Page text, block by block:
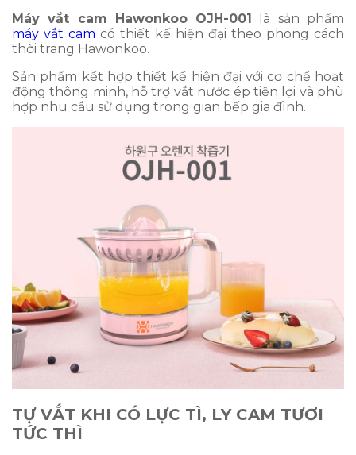
Máy vắt cam Hawonkoo OJH-001 là sản phẩm
máy vắt cam có thiết kế hiện đại theo phong cách
thời trang Hawonkoo.
Sản phẩm kết hợp thiết kế hiện đại với cơ chế hoạt
động thông minh, hỗ trợ vắt nước ép tiện lợi và phù
hợp nhu cầu sử dụng trong gian bếp gia đình.
TỰ VẮT KHI CÓ LỰC TÌ, LY CAM TƯƠI
TỨC THÌ